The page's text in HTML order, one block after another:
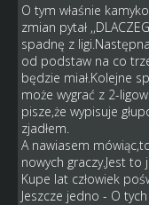
O tym właśnie
zmian pytał
spadnę z
od podstaw na co
będzie miał.Kolejne
może wygrać z 2-
pisze,że wypisuje
zjadłem.
A nawiasem
nowych graczy.Jest to
Kupe lat człowiek
Jeszcze jedno - O